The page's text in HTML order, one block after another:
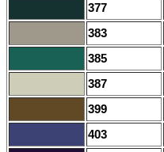
377
383
385
387
399
403